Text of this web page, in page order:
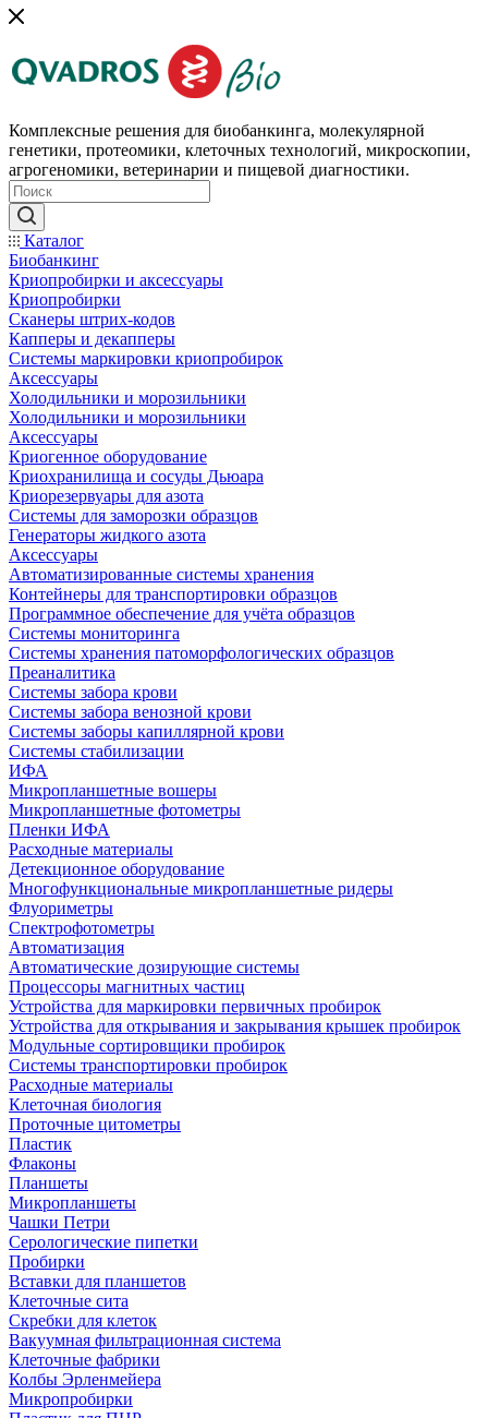
Комплексные решения для биобанкинга, молекулярной
генетики, протеомики, клеточных технологий, микроскопии,
агрогеномики, ветеринарии и пищевой диагностики.
Каталог
Биобанкинг
Криопробирки и аксессуары
Криопробирки
Сканеры штрих-кодов
Капперы и декапперы
Системы маркировки криопробирок
Аксессуары
Холодильники и морозильники
Холодильники и морозильники
Аксессуары
Криогенное оборудование
Криохранилища и сосуды Дьюара
Криорезервуары для азота
Системы для заморозки образцов
Генераторы жидкого азота
Аксессуары
Автоматизированные системы хранения
Контейнеры для транспортировки образцов
Программное обеспечение для учёта образцов
Системы мониторинга
Системы хранения патоморфологических образцов
Преаналитика
Системы забора крови
Системы забора венозной крови
Системы заборы капиллярной крови
Системы стабилизации
ИФА
Микропланшетные вошеры
Микропланшетные фотометры
Пленки ИФА
Расходные материалы
Детекционное оборудование
Многофункциональные микропланшетные ридеры
Флуориметры
Спектрофотометры
Автоматизация
Автоматические дозирующие системы
Процессоры магнитных частиц
Устройства для маркировки первичных пробирок
Устройства для открывания и закрывания крышек пробирок
Модульные сортировщики пробирок
Системы транспортировки пробирок
Расходные материалы
Клеточная биология
Проточные цитометры
Пластик
Флаконы
Планшеты
Микропланшеты
Чашки Петри
Серологические пипетки
Пробирки
Вставки для планшетов
Клеточные сита
Скребки для клеток
Вакуумная фильтрационная система
Клеточные фабрики
Колбы Эрленмейера
Микропробирки